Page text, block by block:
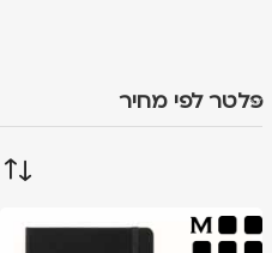
פלטר לפי מחיר